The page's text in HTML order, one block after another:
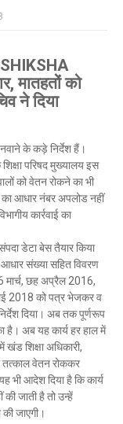
मातहतों को
ने दिया
के कड़े निर्देश हैं।
परिषद मुख्यालय इस
को वेतन रोकने का भी
का आधार नंबर अपलोड नहीं
कार्रवाई का
डेटा बेस तैयार किया
संख्या सहित विवरण
मार्च, छह अप्रैल 2016,
2018 को पत्र भेजकर व
दिया। अब तक पूर्णरूप
है। अब यह कार्य हर हाल में
खंड शिक्षा अधिकारी,
तत्काल वेतन रोककर
भी आदेश दिया है कि कार्य
की जाती है तो उन्हें
की जाएगी।